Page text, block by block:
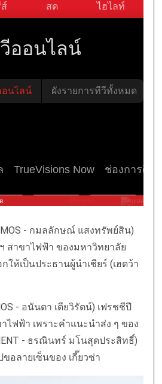
- กมลลักษณ์ แสงทรัพย์สิน)
สาขาไฟฟ้า ของมหาวิทยาลัย
ให้เป็นประธานผู้นำเชียร์ (เฮดว้า
- อนันตา เตียวิรัตน์) เฟรชชีปี
ไฟฟ้า เพราะคำแนะนำส่ง ๆ ของ
- ธรณินทร์ มโนสุดประสิทธิ์)
ขอลายเซ็นของ เกี๊ยวซ่า